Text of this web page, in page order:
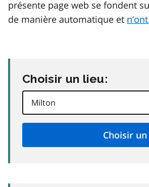
présente page web se fondent
de manière automatique et
Choisir un lieu: